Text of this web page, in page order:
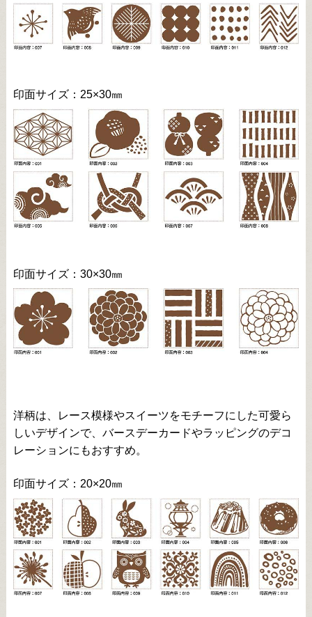
印面サイズ：25×30㎜
印面サイズ：30×30㎜
洋柄は、レース模様やスイーツをモチーフにした可愛ら
しいデザインで、バースデーカードやラッピングのデコ
レーションにもおすすめ。
印面サイズ：20×20㎜